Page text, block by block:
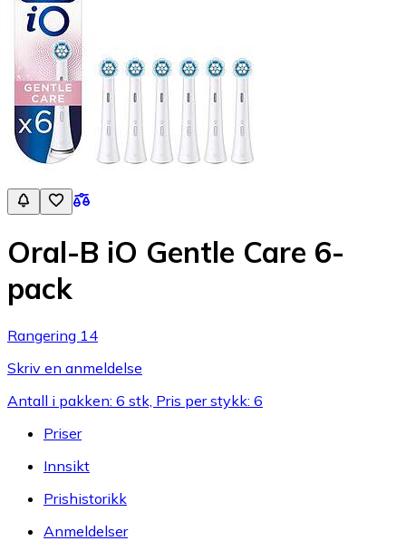
Oral-B iO Gentle Care 6-
pack
Rangering 14
Skriv en anmeldelse
Antall i pakken: 6 stk, Pris per stykk: 6
Priser
Innsikt
Prishistorikk
Anmeldelser